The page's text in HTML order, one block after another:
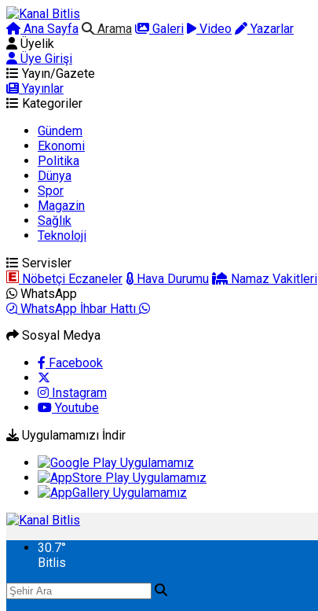
Ana Sayfa Arama Galeri Video
Yazarlar
Üyelik
Üye Girişi
Yayın/Gazete
Yayınlar
Kategoriler
Gündem
Ekonomi
Politika
Dünya
Spor
Magazin
Sağlık
Teknoloji
Servisler
Nöbetçi Eczaneler
Hava Durumu Namaz Vakitleri
WhatsApp
WhatsApp İhbar Hattı
Sosyal Medya
Facebook
Instagram
Youtube
Uygulamamızı İndir
30.7°
Bitlis